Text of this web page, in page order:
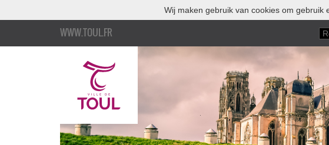
Wij maken gebruik van cookies om gebruik
WWW.TOUL.FR